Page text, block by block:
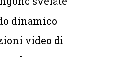
dinamico
video di